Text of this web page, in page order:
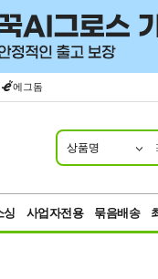
에그돔
상품명
싱 사업자전용 묶음배송